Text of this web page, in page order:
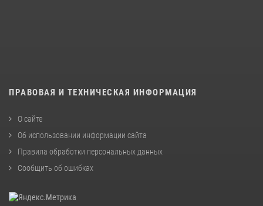
ПРАВОВАЯ И ТЕХНИЧЕСКАЯ ИНФОРМАЦИЯ
О сайте
Об использовании информации сайта
Правила обработки персональных данных
Сообщить об ошибках